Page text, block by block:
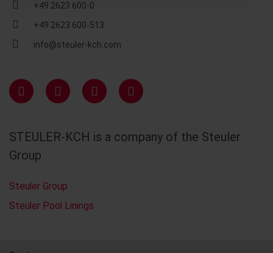
+49 2623 600-0
+49 2623 600-513
info@steuler-kch.com
STEULER-KCH is a company of the Steuler
Group
Steuler Group
Steuler Pool Linings